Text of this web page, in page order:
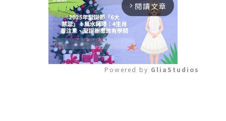
arrow_forward_ios 閱讀文章
Powered by GliaStudios